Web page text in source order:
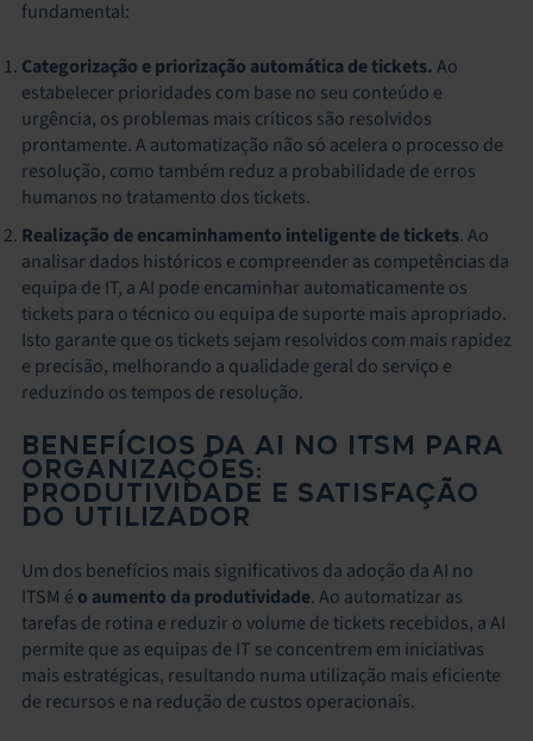
fundamental:
Categorização e priorização automática de tickets.Ao
estabelecer prioridades com base no seu conteúdo e
urgência, os problemas mais críticos são resolvidos
prontamente. A automatização não só acelera o processo de
resolução, como também reduz a probabilidade de erros
humanos no tratamento dos tickets.
Realização de encaminhamento inteligente de tickets. Ao
analisar dados históricos e compreender as competências da
equipa de IT, a AI pode encaminhar automaticamente os
tickets para o técnico ou equipa de suporte mais apropriado.
Isto garante que os tickets sejam resolvidos com mais rapidez
e precisão, melhorando a qualidade geral do serviço e
reduzindo os tempos de resolução.
BENEFÍCIOS DA AI NO ITSM PARA
ORGANIZAÇÕES:
PRODUTIVIDADE E SATISFAÇÃO
DO UTILIZADOR
Um dos benefícios mais significativos da adoção da AI no
ITSM é o aumento da produtividade. Ao automatizar as
tarefas de rotina e reduzir o volume de tickets recebidos, a AI
permite que as equipas de IT se concentrem em iniciativas
mais estratégicas, resultando numa utilização mais eficiente
de recursos e na redução de custos operacionais.